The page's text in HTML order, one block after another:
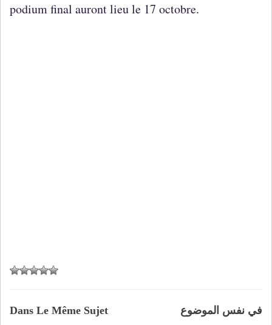
podium final auront lieu le 17 octobre.
Dans Le Même Sujet في نفس الموضوع